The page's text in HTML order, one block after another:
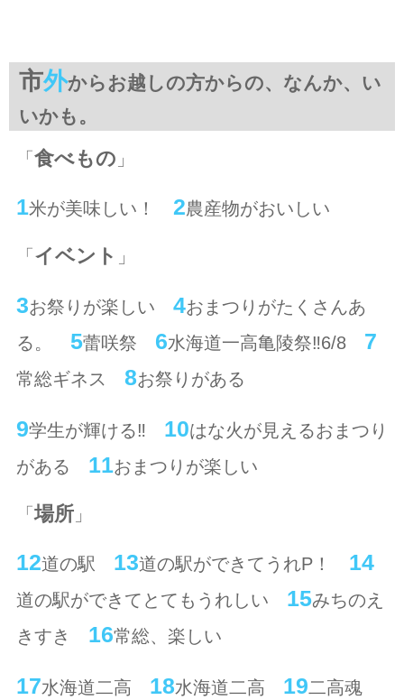
市外からお越しの方からの、なんか、い
いかも。
「食べもの 」
1米が美味しい！ 2農産物がおいしい
「 イベント 」
3お祭りが楽しい 4おまつりがたくさんあ
る。 5蕾咲祭 6水海道一高亀陵祭‼6/8 7
常総ギネス 8お祭りがある
9学生が輝ける‼ 10はな火が見えるおまつり
がある 11おまつりが楽しい
「場所」
12道の駅 13道の駅ができてうれP！ 14
道の駅ができてとてもうれしい 15みちのえ
きすき 16常総、楽しい
17水海道二高 18水海道二高 19二高魂